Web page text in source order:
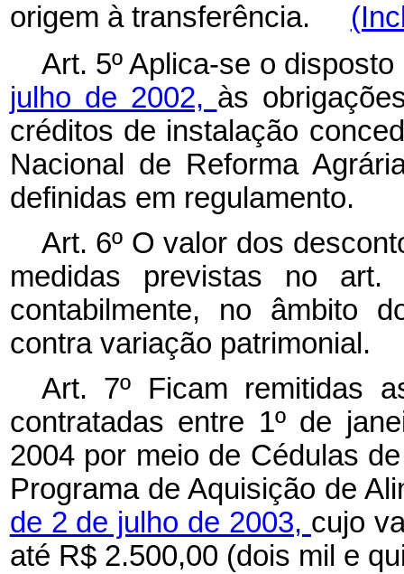
origem à transferência.
Art. 5º Aplica-se o
julho de 2002, às
créditos de instalação
Nacional de Reforma
definidas em regulamento.
Art. 6º O valor dos
medidas previstas no
contabilmente, no âmbito
contra variação patrimonial.
Art. 7º Ficam remitidas
contratadas entre 1º de
2004 por meio de Cédulas
Programa de Aquisição de
de 2 de julho de 2003, cujo
até R$ 2.500,00 (dois mil e